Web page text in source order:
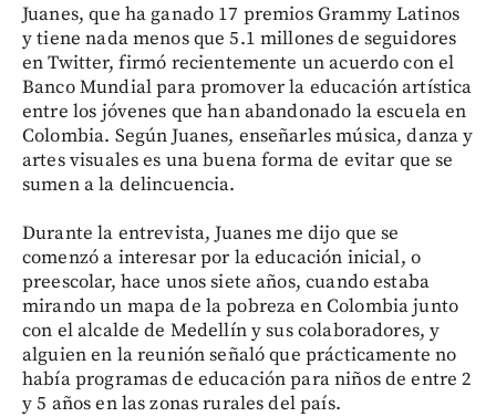
Juanes, que ha ganado 17 premios Grammy Latinos
y tiene nada menos que 5.1 millones de seguidores
en Twitter, firmó recientemente un acuerdo con el
Banco Mundial para promover la educación artística
entre los jóvenes que han abandonado la escuela en
Colombia. Según Juanes, enseñarles música, danza y
artes visuales es una buena forma de evitar que se
sumen a la delincuencia.
Durante la entrevista, Juanes me dijo que se
comenzó a interesar por la educación inicial, o
preescolar, hace unos siete años, cuando estaba
mirando un mapa de la pobreza en Colombia junto
con el alcalde de Medellín y sus colaboradores, y
alguien en la reunión señaló que prácticamente no
había programas de educación para niños de entre 2
y 5 años en las zonas rurales del país.